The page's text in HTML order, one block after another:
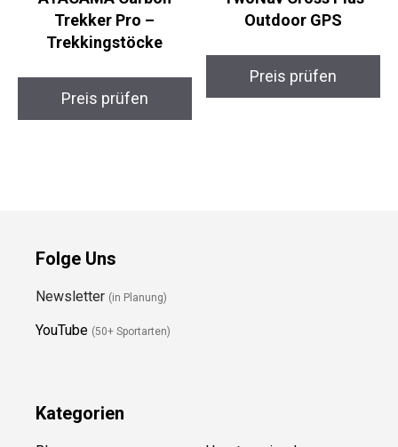
ATACAMA Carbon
Trekkingstöcke
Outdoor GPS
Folge Uns